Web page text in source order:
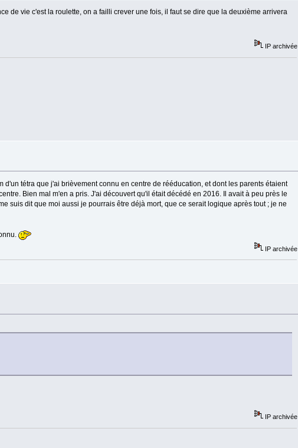
de vie c'est la roulette, on a failli crever une fois, il faut se dire que la deuxième arrivera
IP archivée
tétra que j'ai brièvement connu en centre de rééducation, et dont les parents étaient
Bien mal m'en a pris. J'ai découvert qu'il était décédé en 2016. Il avait à peu près le
suis dit que moi aussi je pourrais être déjà mort, que ce serait logique après tout ; je ne
IP archivée
IP archivée